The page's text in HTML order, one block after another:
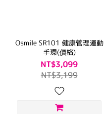
Osmile SR101 健康管理運動
手環(價格)
NT$3,099
NT$3,199